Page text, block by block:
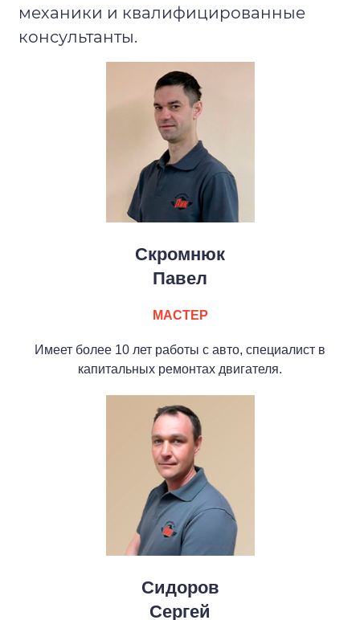
механики и квалифицированные
консультанты.
Скромнюк
Павел
МАСТЕР
Имеет более 10 лет работы с авто, специалист в
капитальных ремонтах двигателя.
Сидоров
Сергей